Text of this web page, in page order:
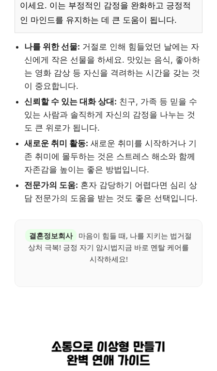
이세요. 이는 부정적인 감정을 완화하고 긍정적
인 마인드를 유지하는 데 큰 도움이 됩니다.
나를 위한 선물: 거절로 인해 힘들었던 날에는 자
신에게 작은 선물을 하세요. 맛있는 음식, 좋아하
는 영화 감상 등 자신을 격려하는 시간을 갖는 것
이 중요합니다.
신뢰할 수 있는 대화 상대: 친구, 가족 등 믿을 수
있는 사람과 솔직하게 자신의 감정을 나누는 것
도 큰 위로가 됩니다.
새로운 취미 활동: 새로운 취미를 시작하거나 기
존 취미에 몰두하는 것은 스트레스 해소와 함께
자존감을 높이는 좋은 방법입니다.
전문가의 도움: 혼자 감당하기 어렵다면 심리 상
담 전문가의 도움을 받는 것도 좋은 선택입니다.
결혼정보회사
마음이 힘들 때, 나를 지키는 법거절
상처 극복! 긍정 자기 암시법지금 바로 멘탈 케어를
시작하세요!